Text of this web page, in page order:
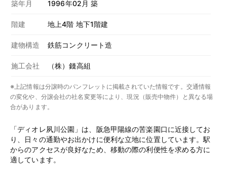
築年月 1996年02月 築
階建 地上4階 地下1階建
建物構造 鉄筋コンクリート造
施工会社 （株）錢高組
※上記情報は分譲時のパンフレットに掲載されていた情報です。交通情報
の変化や、分譲会社の社名変更等により、現況（販売中物件）と異なる場
合があります。
「ディオレ夙川公園」は、阪急甲陽線の苦楽園口に近接してお
り、日々の通勤やお出かけに便利な立地に位置しています。駅
からのアクセスが良好なため、移動の際の利便性を求める方に
適しています。